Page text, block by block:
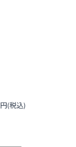
円(税込)